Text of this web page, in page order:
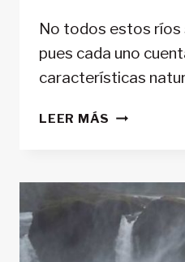
No todos estos ríos
pues cada uno
características
LEER MÁS ESTOS
RÍOS
MÁS
LARGOS
EN